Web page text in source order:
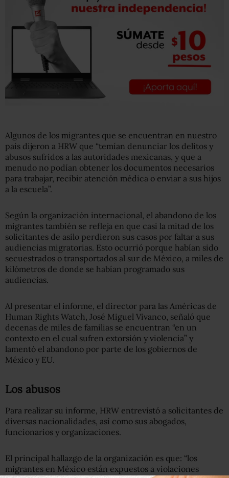
Algunos de los migrantes que se encuentran en nuestro
país dijeron a HRW que “temían denunciar los delitos y
abusos sufridos a las autoridades mexicanas, y que a
menudo no podían obtener los documentos necesarios
para trabajar, recibir atención médica o enviar a sus hijos
a la escuela”.
Según la organización internacional, el abandono de los
migrantes también se refleja en que casi la mitad de los
solicitantes de asilo perdieron sus casos por faltar a sus
audiencias migratorias. Esto ocurrió porque habían sido
secuestrados o transportados al sur de México, a miles de
kilómetros de donde se habían programado sus
audiencias.
Al presentar el informe, el director para las Américas de
Human Rights Watch, José Miguel Vivanco, señaló que
decenas de miles de familias se encuentran “en un
contexto en el cual sufren extorsión y violencia” y
lamentó el abandono por parte de los gobiernos de
México y EU.
Los abusos
Para realizar su informe, HRW entrevistó a solicitantes de
diversas nacionalidades, así como sus abogados,
funcionarios y organizaciones.
El principal hallazgo de la organización es que: “los
migrantes en México están expuestos a violaciones